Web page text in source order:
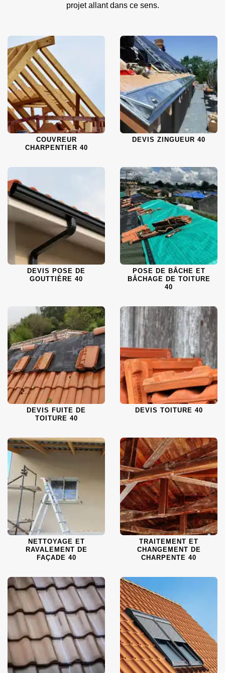
projet allant dans ce sens.
COUVREUR
CHARPENTIER 40
DEVIS ZINGUEUR 40
DEVIS POSE DE
GOUTTIÈRE 40
POSE DE BÂCHE ET
BÂCHAGE DE TOITURE
40
DEVIS FUITE DE
TOITURE 40
DEVIS TOITURE 40
NETTOYAGE ET
RAVALEMENT DE
FAÇADE 40
TRAITEMENT ET
CHANGEMENT DE
CHARPENTE 40